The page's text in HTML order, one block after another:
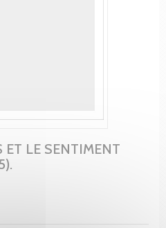
ET LE SENTIMENT